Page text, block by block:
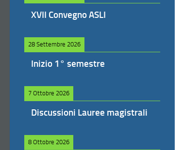
XVII Convegno ASLI
28 Settembre 2026
Inizio 1° semestre
7 Ottobre 2026
Discussioni Lauree magistrali
8 Ottobre 2026